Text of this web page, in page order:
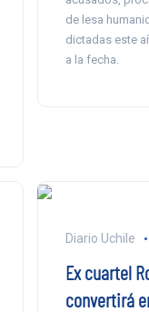
de lesa
dictadas este
a la fecha.
Diario Uchile
Ex cuartel
convertirá